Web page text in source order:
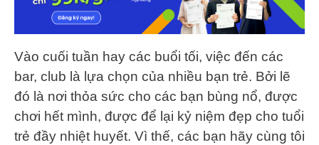
Vào cuối tuần hay các buổi tối, việc đến các
bar, club là lựa chọn của nhiều bạn trẻ. Bởi lẽ
đó là nơi thỏa sức cho các bạn bùng nổ, được
chơi hết mình, được để lại kỷ niệm đẹp cho tuổi
trẻ đầy nhiệt huyết. Vì thế, các bạn hãy cùng tôi